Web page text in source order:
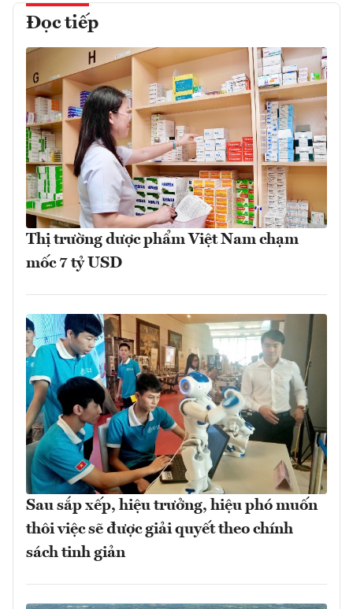
Đọc tiếp
Thị trường dược phẩm Việt Nam chạm
mốc 7 tỷ USD
Sau sắp xếp, hiệu trưởng, hiệu phó muốn
thôi việc sẽ được giải quyết theo chính
sách tinh giản